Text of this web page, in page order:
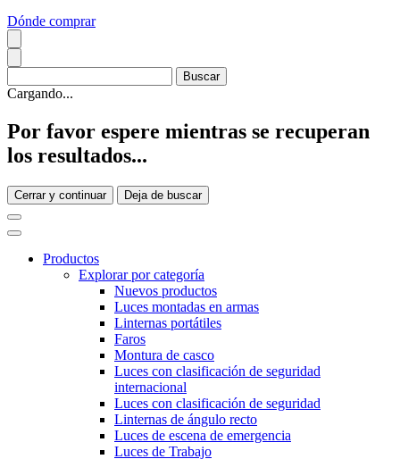
Dónde comprar
Cargando...
Por favor espere mientras se recuperan
los resultados...
Cerrar y continuar Deja de buscar
Productos
Explorar por categoría
Nuevos productos
Luces montadas en armas
Linternas portátiles
Faros
Montura de casco
Luces con clasificación de seguridad
internacional
Luces con clasificación de seguridad
Linternas de ángulo recto
Luces de escena de emergencia
Luces de Trabajo